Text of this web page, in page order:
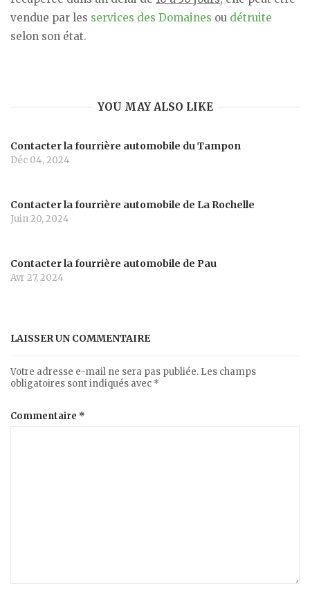
vendue par les services des Domaines ou détruite
selon son état.
YOU MAY ALSO LIKE
Contacter la fourrière automobile du Tampon
Déc 04, 2024
Contacter la fourrière automobile de La Rochelle
Juin 20, 2024
Contacter la fourrière automobile de Pau
Avr 27, 2024
LAISSER UN COMMENTAIRE
Votre adresse e-mail ne sera pas publiée. Les champs
obligatoires sont indiqués avec *
Commentaire *